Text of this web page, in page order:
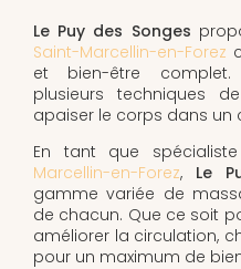
Le Puy des Songes
Saint-Marcellin-en-Forez
et bien-être
plusieurs techniques
apaiser le corps dans un
En tant que
Marcellin-en-Forez, Le
gamme variée de
de chacun. Que ce soit
améliorer la circulation,
pour un maximum de